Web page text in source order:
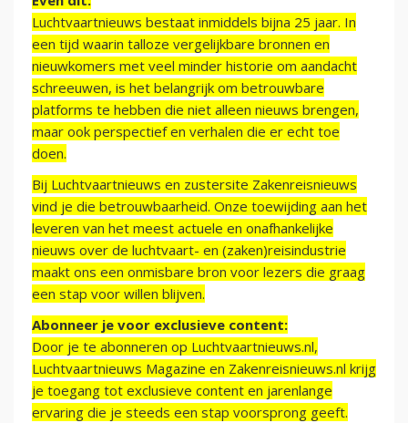
Luchtvaartnieuws bestaat inmiddels bijna 25 jaar. In
een tijd waarin talloze vergelijkbare bronnen en
nieuwkomers met veel minder historie om aandacht
schreeuwen, is het belangrijk om betrouwbare
platforms te hebben die niet alleen nieuws brengen,
maar ook perspectief en verhalen die er echt toe
doen.
Bij Luchtvaartnieuws en zustersite Zakenreisnieuws
vind je die betrouwbaarheid. Onze toewijding aan het
leveren van het meest actuele en onafhankelijke
nieuws over de luchtvaart- en (zaken)reisindustrie
maakt ons een onmisbare bron voor lezers die graag
een stap voor willen blijven.
Abonneer je voor exclusieve content:
Door je te abonneren op Luchtvaartnieuws.nl,
Luchtvaartnieuws Magazine en Zakenreisnieuws.nl krijg
je toegang tot exclusieve content en jarenlange
ervaring die je steeds een stap voorsprong geeft.